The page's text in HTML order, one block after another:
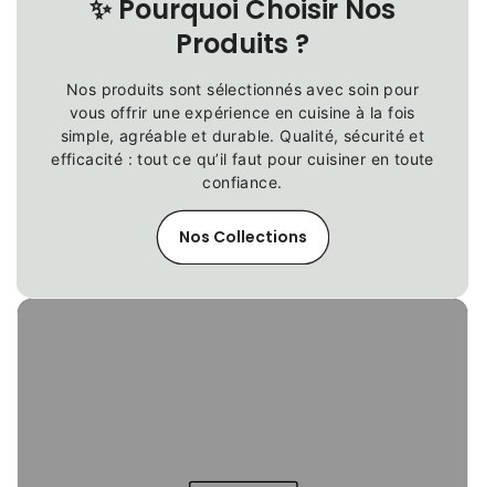
✨ Pourquoi Choisir Nos
Produits ?
Nos produits sont sélectionnés avec soin pour
vous offrir une expérience en cuisine à la fois
simple, agréable et durable. Qualité, sécurité et
efficacité : tout ce qu’il faut pour cuisiner en toute
confiance.
Nos Collections